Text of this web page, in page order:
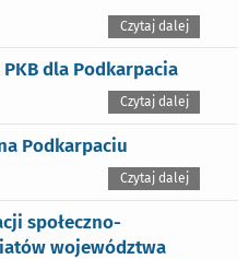
Czytaj dalej
dla Podkarpacia
Czytaj dalej
Podkarpaciu
Czytaj dalej
społeczno-
województwa